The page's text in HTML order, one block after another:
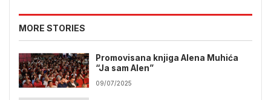
MORE STORIES
Promovisana knjiga Alena Muhića
“Ja sam Alen”
09/07/2025